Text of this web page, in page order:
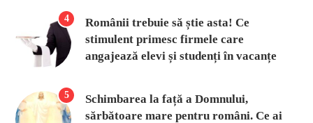
4
Românii trebuie să știe asta! Ce
stimulent primesc firmele care
angajează elevi și studenți în vacanțe
5
Schimbarea la față a Domnului,
sărbătoare mare pentru români. Ce ai